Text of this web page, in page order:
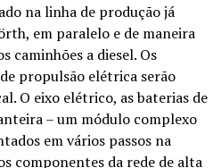
na linha de produção já
em paralelo e de maneira
caminhões a diesel. Os
propulsão elétrica serão
O eixo elétrico, as baterias de
– um módulo complexo
em vários passos na
componentes da rede de alta